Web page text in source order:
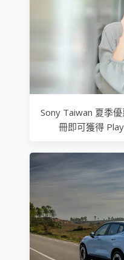
Sony Taiwan 夏季
冊即可獲得